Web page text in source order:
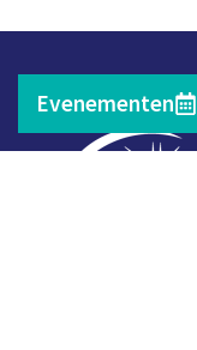
Evenementen